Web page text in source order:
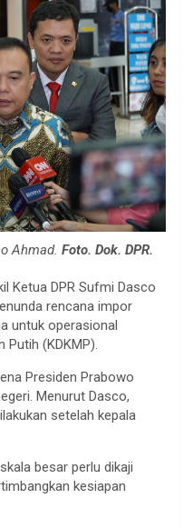
Ahmad. Foto. Dok. DPR.
Ketua DPR Sufmi Dasco
rencana impor
untuk operasional
Putih (KDKMP).
Presiden Prabowo
Menurut Dasco,
setelah kepala
besar perlu dikaji
kesiapan